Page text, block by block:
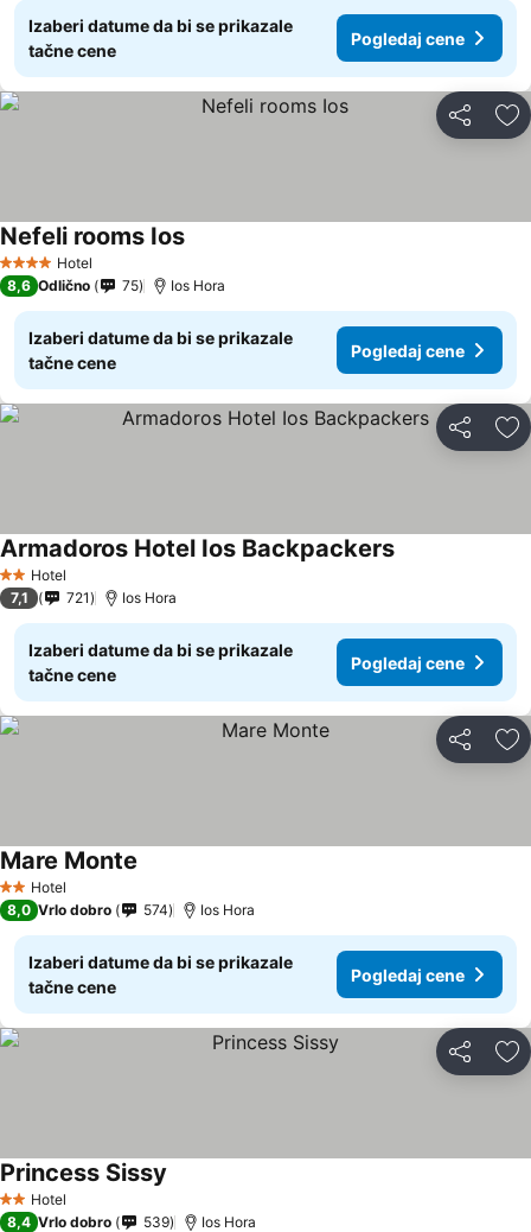
Izaberi datume da bi se prikazale
tačne cene
Pogledaj cene
Deli
4 ZvezdiceHotel
Nefeli rooms Ios
8,6 Odlično 75 Ios Hora
Izaberi datume da bi se prikazale
tačne cene
Pogledaj cene
Deli
2 Zvezdice
Hotel
Armadoros Hotel Ios Backpackers
7,1 721 Ios Hora
Izaberi datume da bi se prikazale
tačne cene
Pogledaj cene
Deli
2 Zvezdice
Hotel
Mare Monte
8,0 Vrlo dobro 574 Ios Hora
Izaberi datume da bi se prikazale
tačne cene
Pogledaj cene
Deli
2 Zvezdice
Hotel
Princess Sissy
8,4 Vrlo dobro 539 Ios Hora